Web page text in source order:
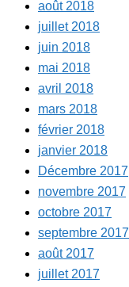
août 2018
juillet 2018
juin 2018
mai 2018
avril 2018
mars 2018
février 2018
janvier 2018
Décembre 2017
novembre 2017
octobre 2017
septembre 2017
août 2017
juillet 2017